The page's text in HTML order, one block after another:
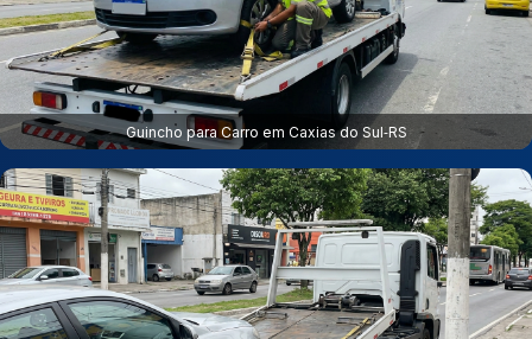
Guincho para Carro em Caxias do Sul‑RS